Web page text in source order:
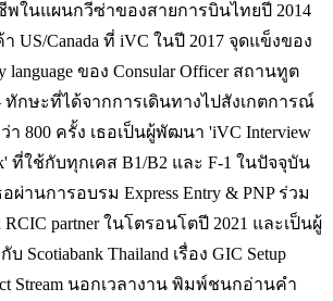
ในแผนกวีซ่าของสายการบินไทยปี 2014
US/Canada ที่ iVC ในปี 2017 จุดแข็งของ
ของ Consular Officer สถานทูต
กษะที่ได้จากการเดินทางไปสังเกตการณ์
800 ครั้ง เธอเป็นผู้พัฒนา 'iVC Interview
ที่ใช้กับทุกเคส B1/B2 และ F-1 ในปัจจุบัน
านการอบรม Express Entry & PNP ร่วม
RCIC partner ในโตรอนโตปี 2021 และเป็นผู้
Scotiabank Thailand เรื่อง GIC Setup
Stream นอกเวลางาน พิมพ์ชนกอ่านคำ